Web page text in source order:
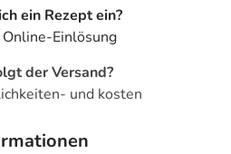
wie:
ein Rezept ein?
Einlösung
der Versand?
und kosten